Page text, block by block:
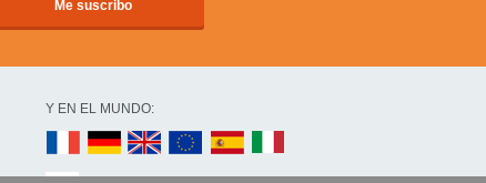
Y EN EL MUNDO: